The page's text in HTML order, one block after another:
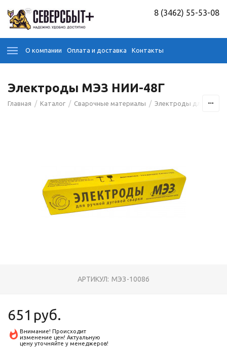
8 (3462) 55-53-08
О компании Оплата и доставка Контакты
Электроды МЭЗ НИИ-48Г
Главная / Каталог / Сварочные материалы / Электроды для сварки
АРТИКУЛ: МЭЗ-10086
651 руб.
Внимание! Происходит
изменение цен! Актуальную
цену уточняйте у менеджеров!